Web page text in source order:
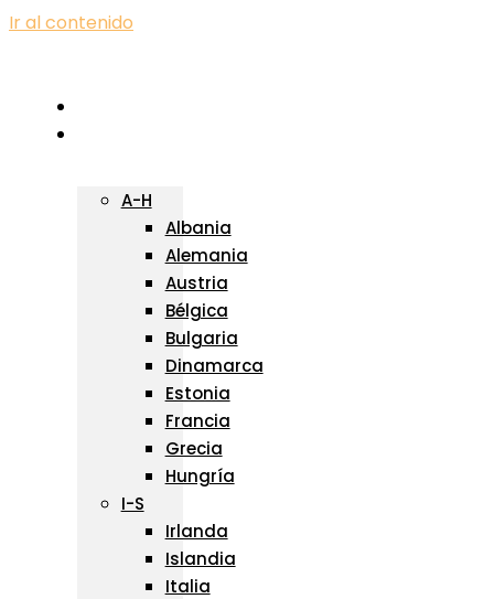
Ir al contenido
A-H
Albania
Alemania
Austria
Bélgica
Bulgaria
Dinamarca
Estonia
Francia
Grecia
Hungría
I-S
Irlanda
Islandia
Italia